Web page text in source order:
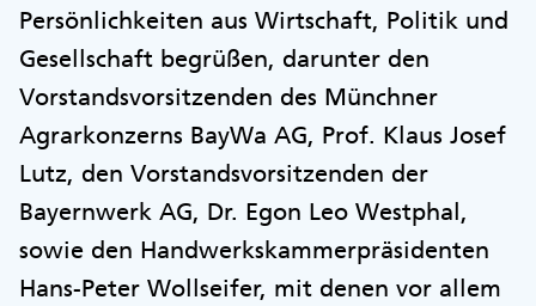
Persönlichkeiten aus Wirtschaft, Politik und
Gesellschaft begrüßen, darunter den
Vorstandsvorsitzenden des Münchner
Agrarkonzerns BayWa AG, Prof. Klaus Josef
Lutz, den Vorstandsvorsitzenden der
Bayernwerk AG, Dr. Egon Leo Westphal,
sowie den Handwerkskammerpräsidenten
Hans-Peter Wollseifer, mit denen vor allem